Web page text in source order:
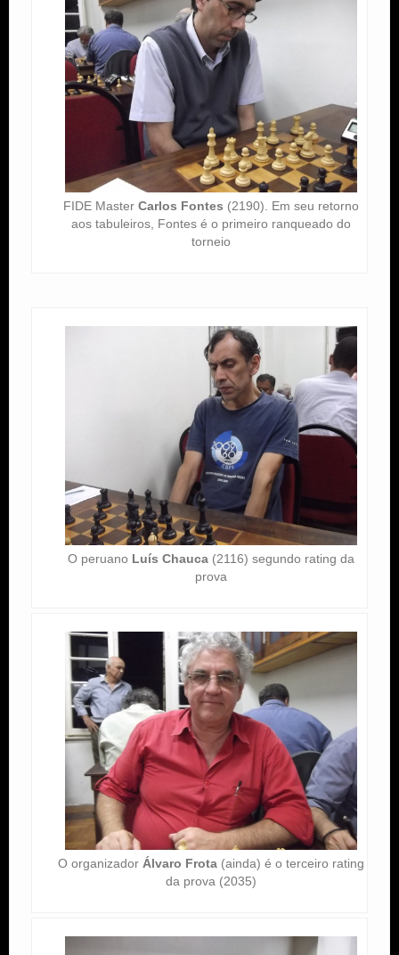
FIDE Master Carlos Fontes (2190). Em seu retorno
aos tabuleiros, Fontes é o primeiro ranqueado do
torneio
O peruano Luís Chauca(2116) segundo rating da
prova
O organizador Álvaro Frota(ainda) é o terceiro rating
da prova (2035)